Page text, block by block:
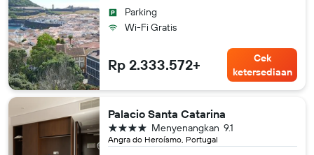
Parking
Wi-Fi Gratis
Rp 2.333.572+
Cek
ketersediaan
Palacio Santa Catarina
Angra do Heroísmo, Portugal
9.1
Menyenangkan
bintang 4